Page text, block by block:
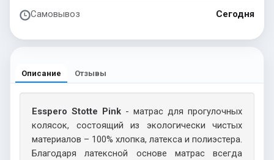
Самовывоз Сегодня
Описание Отзывы
Esspero Stotte Pink - матрас для прогулочных
колясок, состоящий из экологически чистых
материалов – 100% хлопка, латекса и полиэстера.
Благодаря латексной основе матрас всегда